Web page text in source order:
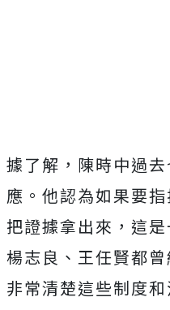
據了解，陳時中過
應。他認為如果要
把證據拿出來，這
楊志良、王任賢都
非常清楚這些制度